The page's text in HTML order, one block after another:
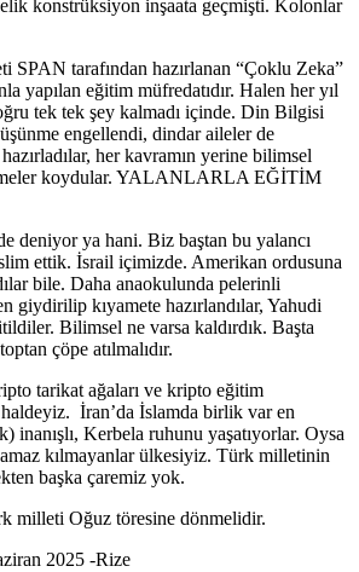
konstrüksiyon inşaata geçmişti. Kolonlar
SPAN tarafından hazırlanan “Çoklu Zeka”
yapılan eğitim müfredatıdır. Halen her yıl
tek tek şey kalmadı içinde. Din Bilgisi
engellendi, dindar aileler de
her kavramın yerine bilimsel
koydular. YALANLARLA EĞİTİM
deniyor ya hani. Biz baştan bu yalancı
ettik. İsrail içimizde. Amerikan ordusuna
bile. Daha anaokulunda pelerinli
giydirilip kıyamete hazırlandılar, Yahudi
Bilimsel ne varsa kaldırdık. Başta
çöpe atılmalıdır.
tarikat ağaları ve kripto eğitim
haldeyiz. İran’da İslamda birlik var en
inanışlı, Kerbela ruhunu yaşatıyorlar. Oysa
kılmayanlar ülkesiyiz. Türk milletinin
başka çaremiz yok.
milleti Oğuz töresine dönmelidir.
2025 -Rize